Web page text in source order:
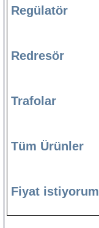
Regülatör
Redresör
Trafolar
Tüm Ürünler
Fiyat istiyorum